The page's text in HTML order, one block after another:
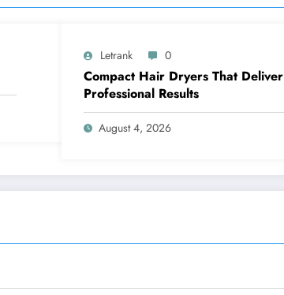
Letrank 0
Compact Hair Dryers That Deliver
Professional Results
August 4, 2026